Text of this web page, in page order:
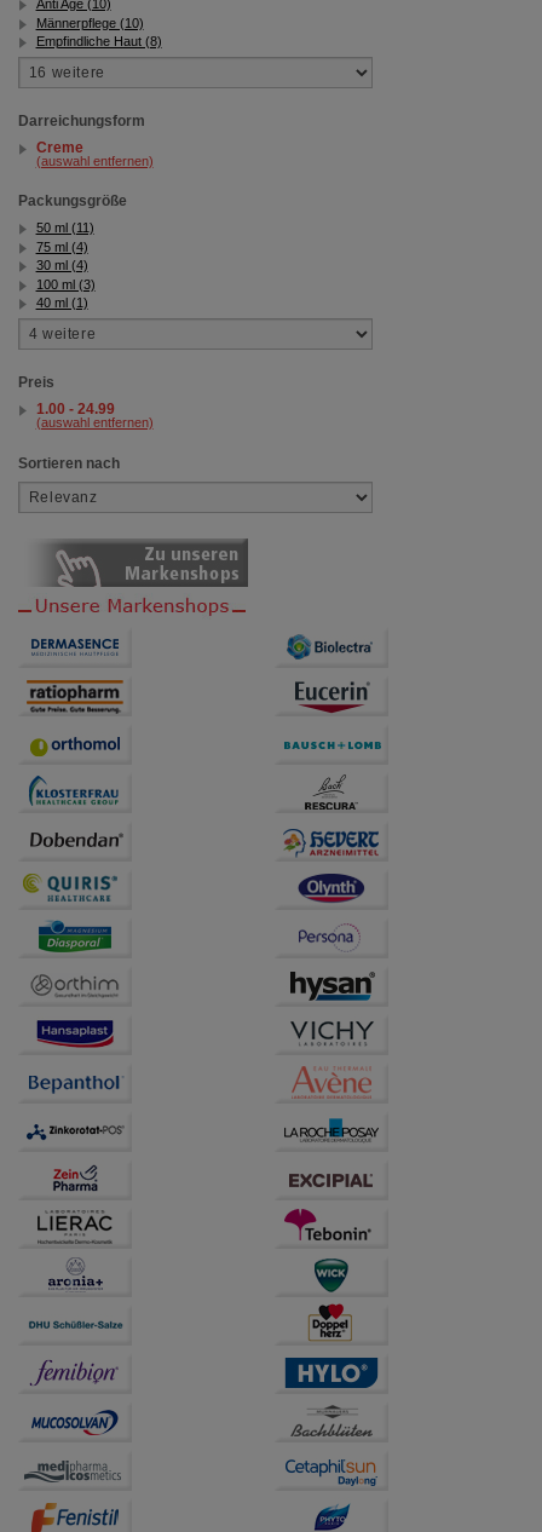
Anti Age (10)
Männerpflege (10)
Empfindliche Haut (8)
Darreichungsform
Creme
(auswahl entfernen)
Packungsgröße
50 ml (11)
75 ml (4)
30 ml (4)
100 ml (3)
40 ml (1)
Preis
1.00 - 24.99
(auswahl entfernen)
Sortieren nach